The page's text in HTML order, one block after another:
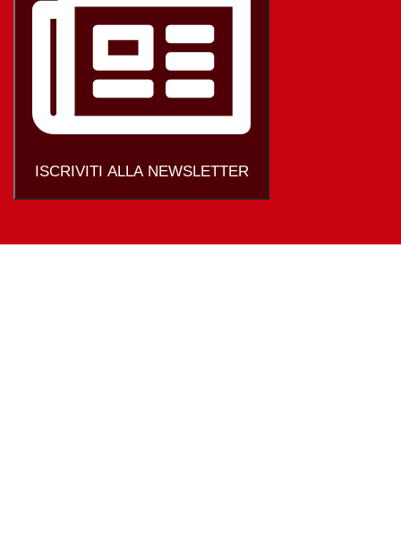
ISCRIVITI ALLA NEWSLETTER